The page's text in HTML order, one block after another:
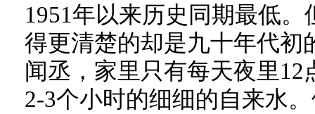
1951年以来历史同期最低
得更清楚的却是九十年代初
闻丞，家里只有每天夜里
2-3个小时的细细的自来水